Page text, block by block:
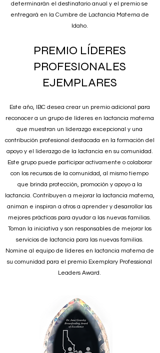
determinarán el destinatario anual y el premio se
entregará en la Cumbre de Lactancia Materna de
Idaho.
PREMIO LÍDERES
PROFESIONALES
EJEMPLARES
Este año, IBC desea crear un premio adicional para
reconocer a un grupo de líderes en lactancia materna
que muestran un liderazgo excepcional y una
contribución profesional destacada en la formación del
apoyo y el liderazgo de la lactancia en su comunidad.
Este grupo puede participar activamente o colaborar
con los recursos de la comunidad, al mismo tiempo
que brinda protección, promoción y apoyo a la
lactancia. Contribuyen a mejorar la lactancia materna,
animan e inspiran a otros a aprender y desarrollar las
mejores prácticas para ayudar a las nuevas familias.
Toman la iniciativa y son responsables de mejorar los
servicios de lactancia para las nuevas familias.
Nomine al equipo de líderes en lactancia materna de
su comunidad para el premio Exemplary Professional
Leaders Award.